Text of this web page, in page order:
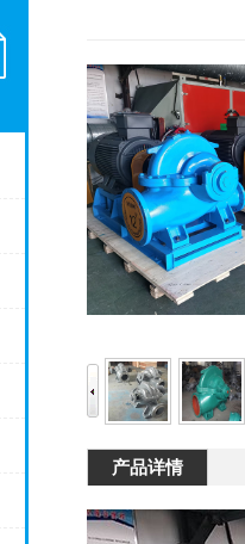
产品详情